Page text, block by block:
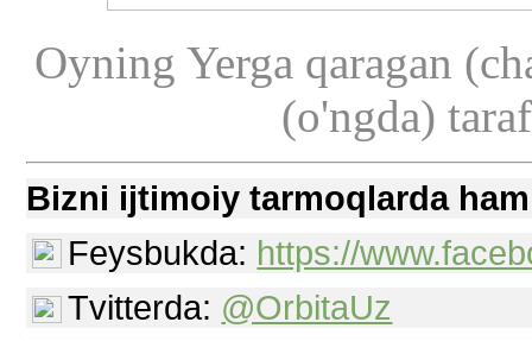
Oyning Yerga qaragan
(o'ngda)
Bizni ijtimoiy tarmoqlarda
Feysbukda: https://
Tvitterda: @OrbitaUz